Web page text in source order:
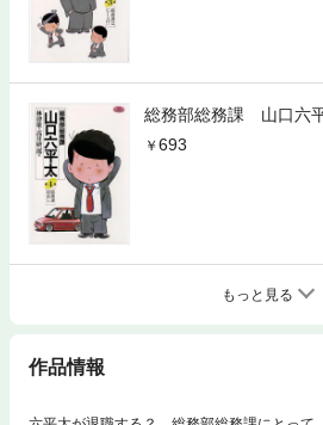
総務部総務課 山口六平
693
もっと見る
作品情報